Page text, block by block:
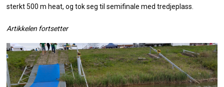
sterkt 500 m heat, og tok seg til semifinale med tredjeplass.
Artikkelen fortsetter